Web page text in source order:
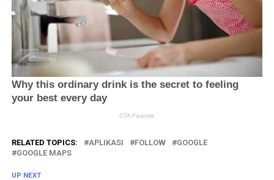
RELATED TOPICS: APLIKASI FOLLOW
GOOGLE
GOOGLE MAPS
UP NEXT